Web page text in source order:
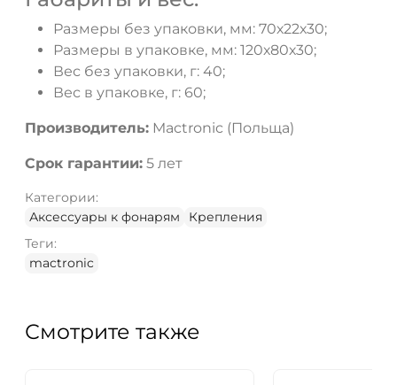
Размеры без упаковки, мм: 70х22х30;
Размеры в упаковке, мм: 120х80х30;
Вес без упаковки, г: 40;
Вес в упаковке, г: 60;
Производитель: Mactronic (Польща)
Срок гарантии: 5 лет
Категории:
Аксессуары к фонарям
Крепления
Теги:
mactronic
Смотрите также